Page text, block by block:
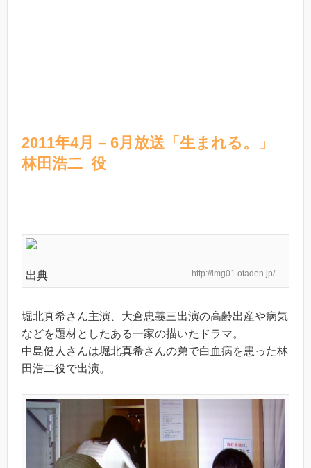
2011年4月 – 6月放送「生まれる。」
林田浩二 役
出典 http://img01.otaden.jp/
堀北真希さん主演、大倉忠義三出演の高齢出産や病気
などを題材としたある一家の描いたドラマ。
中島健人さんは堀北真希さんの弟で白血病を患った林
田浩二役で出演。